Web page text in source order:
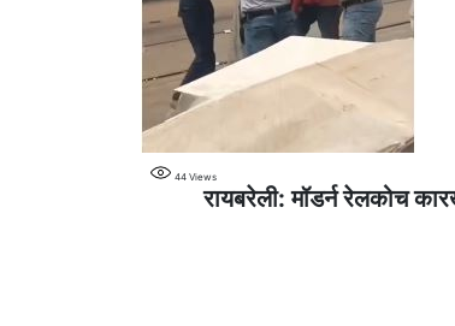
44 Views
रायबरेली: मॉडर्न रेलकोच